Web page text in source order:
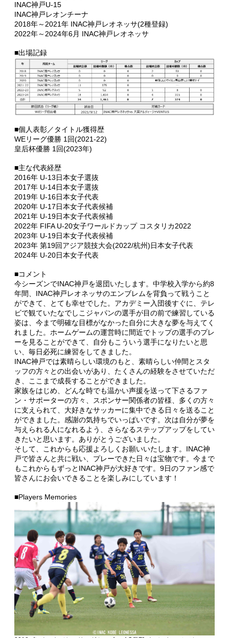
INAC神戸U-15
INAC神戸レオンチーナ
2018年～2021年 INAC神戸レオネッサ(2種登録)
2022年～2024年6月 INAC神戸レオネッサ
■出場記録
■個人表彰／タイトル獲得歴
WEリーグ優勝 1回(2021-22)
皇后杯優勝 1回(2023年)
■主な代表経歴
2016年 U-13日本女子選抜
2017年 U-14日本女子選抜
2019年 U-16日本女子代表
2020年 U-17日本女子代表候補
2021年 U-19日本女子代表候補
2022年 FIFA U-20女子ワールドカップ コスタリカ2022
2023年 U-19日本女子代表候補
2023年 第19回アジア競技大会(2022/杭州)日本女子代表
2024年 U-20日本女子代表
■コメント
今シーズンでINAC神戸を退団いたします。中学校入学から約8
年間、INAC神戸レオネッサのエンブレムを背負って戦うこと
ができて、とても幸せでした。アカデミー入団後すぐに、テレ
ビで観ていたなでしこジャパンの選手が目の前で練習している
姿は、今まで明確な目標がなかった自分に大きな夢を与えてく
れました。ホームゲームの運営時に間近でトップの選手のプレ
ーを見ることができて、自分もこういう選手になりたいと思
い、毎日必死に練習をしてきました。
INAC神戸では素晴らしい環境のもと、素晴らしい仲間とスタ
ッフの方々との出会いがあり、たくさんの経験をさせていただ
き、ここまで成長することができました。
家族をはじめ、どんな時でも温かい声援を送って下さるファ
ン・サポーターの方々、スポンサー関係者の皆様、多くの方々
に支えられて、大好きなサッカーに集中できる日々を送ること
ができました。感謝の気持ちでいっぱいです。次は自分が夢を
与えられる人になれるよう、さらなるステップアップをしてい
きたいと思います。ありがとうございました。
そして、これからも応援よろしくお願いいたします。INAC神
戸で皆さんと共に戦い、プレーできた日々は宝物です。今まで
もこれからもずっとINAC神戸が大好きです。9日のファン感で
皆さんにお会いできることを楽しみにしています！
■Players Memories